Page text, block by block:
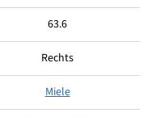
63.6
Rechts
Miele